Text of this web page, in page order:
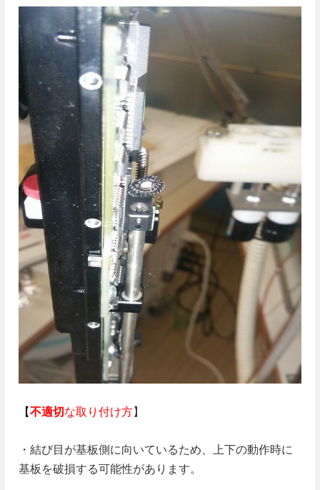
【不適切な取り付け方】
・結び目が基板側に向いているため、上下の動作時に
基板を破損する可能性があります。